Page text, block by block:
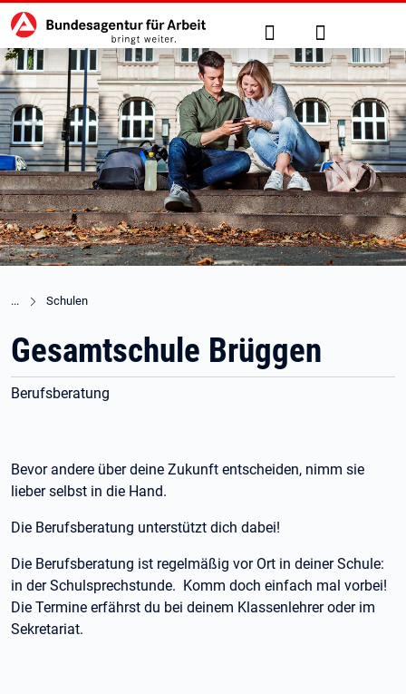
zu den Hauptinhalten springen
Hauptnavigation Suche Anmelden
Schulen
Gesamtschule Brüggen
Berufsberatung
Bevor andere über deine Zukunft entscheiden, nimm sie
lieber selbst in die Hand.
Die Berufsberatung unterstützt dich dabei!
Die Berufsberatung ist regelmäßig vor Ort in deiner Schule:
in der Schulsprechstunde. Komm doch einfach mal vorbei!
Die Termine erfährst du bei deinem Klassenlehrer oder im
Sekretariat.